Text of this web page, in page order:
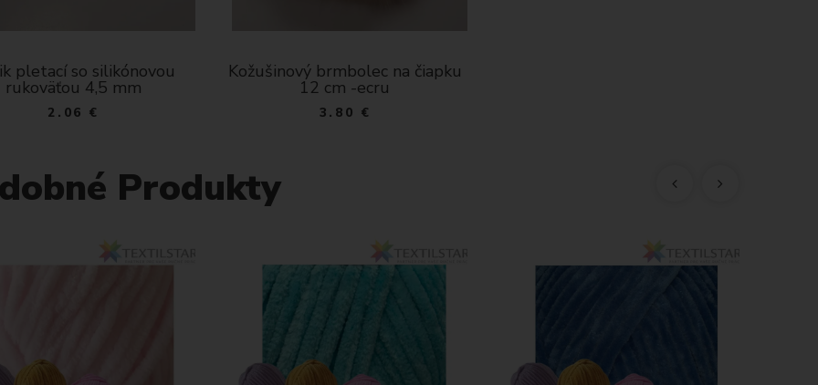
pletací so silikónovou
rukoväťou 4,5 mm
2.06 €
Kožušinový brmbolec na čiapku
12 cm -ecru
3.80 €
Produkty